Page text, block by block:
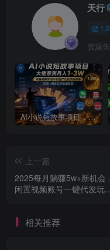
天行
资源
AI小说短故事项目，大佬亲测月入1-3W，零基础教你用AI批量产出优质短故事，实现一稿多吃多渠道变现
上一篇
2025每月躺赚5w+新机会，
闲置视频账号一键代发玩
日入300+
相关推荐